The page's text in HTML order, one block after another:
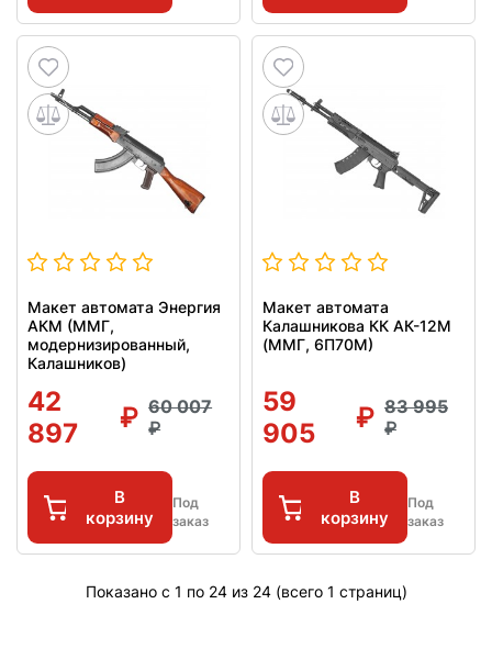
Макет автомата Энергия
АКМ (ММГ,
модернизированный,
Калашников)
42
897
60 007
В
корзину
Под
заказ
Макет автомата
Калашникова КК АК-12М
(ММГ, 6П70М)
59
905
83 995
В
корзину
Под
заказ
Показано с 1 по 24 из 24 (всего 1 страниц)